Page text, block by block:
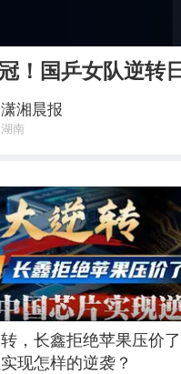
！国乒女队逆转
潇湘晨报
湖南
，长鑫拒绝苹果压价
现怎样的逆袭？